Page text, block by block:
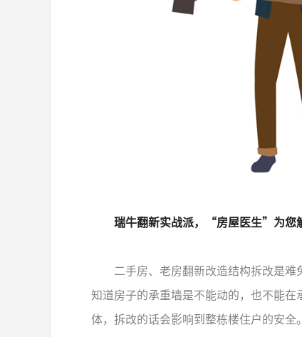
瑞牛翻新实战派，“房屋医生”为您
二手房、老房翻新改造结构拆改是
知道房子的承重墙是不能动的，也不能
体，拆改的话会影响到整栋楼住户的安全。